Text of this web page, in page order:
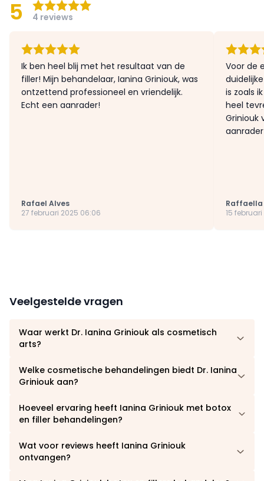
5 4 reviews
Ik ben heel blij met het resultaat van de
filler! Mijn behandelaar, Ianina Griniouk, was
ontzettend professioneel en vriendelijk.
Echt een aanrader!
Rafael Alves
27 februari 2025 06:06
Voor de
is zoals
heel
Griniouk
Raffaella
15 februari
Veelgestelde vragen
Waar werkt Dr. Ianina Griniouk als cosmetisch
arts?
Welke cosmetische behandelingen biedt Dr. Ianina
Griniouk aan?
Hoeveel ervaring heeft Ianina Griniouk met botox
en filler behandelingen?
Wat voor reviews heeft Ianina Griniouk
ontvangen?